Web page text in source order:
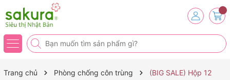
Trang chủ Phòng chống côn trùng
(BIG SALE) Hộp 12